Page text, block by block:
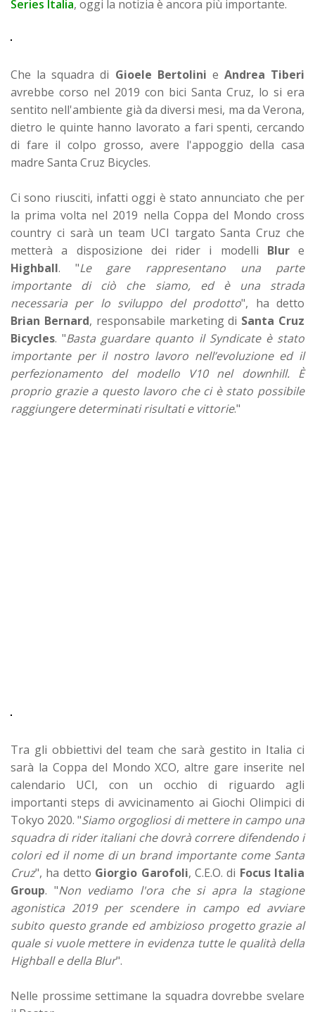
Series Italia, oggi la notizia è ancora più importante.
Che la squadra di Gioele Bertolini e Andrea Tiberi
avrebbe corso nel 2019 con bici Santa Cruz, lo si era
sentito nell'ambiente già da diversi mesi, ma da Verona,
dietro le quinte hanno lavorato a fari spenti, cercando
di fare il colpo grosso, avere l'appoggio della casa
madre Santa Cruz Bicycles.
Ci sono riusciti, infatti oggi è stato annunciato che per
la prima volta nel 2019 nella Coppa del Mondo cross
country ci sarà un team UCI targato Santa Cruz che
metterà a disposizione dei rider i modelli Blure
Highball. "Le gare rappresentano una parte
importante di ciò che siamo, ed è una strada
necessaria per lo sviluppo del prodotto", ha detto
Brian Bernard, responsabile marketing di Santa Cruz
Bicycles. "Basta guardare quanto il Syndicate è stato
importante per il nostro lavoro nell’evoluzione ed il
perfezionamento del modello V10 nel downhill. È
proprio grazie a questo lavoro che ci è stato possibile
raggiungere determinati risultati e vittorie."
Tra gli obbiettivi del team che sarà gestito in Italia ci
sarà la Coppa del Mondo XCO, altre gare inserite nel
calendario UCI, con un occhio di riguardo agli
importanti steps di avvicinamento ai Giochi Olimpici di
Tokyo 2020. "Siamo orgogliosi di mettere in campo una
squadra di rider italiani che dovrà correre difendendo i
colori ed il nome di un brand importante come Santa
Cruz", ha detto Giorgio Garofoli, C.E.O. di Focus Italia
Group. "Non vediamo l'ora che si apra la stagione
agonistica 2019 per scendere in campo ed avviare
subito questo grande ed ambizioso progetto grazie al
quale si vuole mettere in evidenza tutte le qualità della
Highball e della Blur".
Nelle prossime settimane la squadra dovrebbe svelare